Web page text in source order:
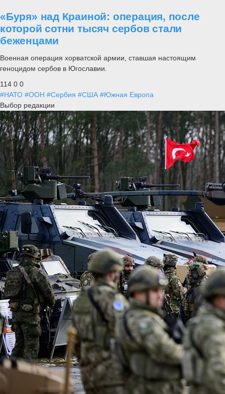
«Буря» над Краиной: операция, после
которой сотни тысяч сербов стали
беженцами
Военная операция хорватской армии, ставшая настоящим
геноцидом сербов в Югославии.
114 0 0
#НАТО #ООН #Сербия #США #Южная Европа
Выбор редакции